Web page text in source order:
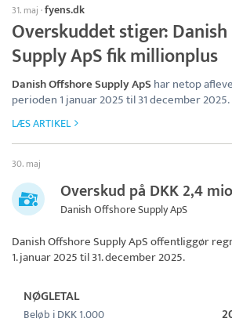
31. maj ·fyens.dk
Overskuddet stiger:
Supply ApS fik millionplus
Danish Offshore Supply ApShar netop
perioden 1 januar 2025 til 31 december 2025.
LÆS ARTIKEL
30. maj
Overskud på DKK 2,4
Danish Offshore Supply ApS
Danish Offshore Supply ApSoffentliggør
1. januar 2025 til 31. december 2025.
NØGLETAL
Beløb i DKK 1.000